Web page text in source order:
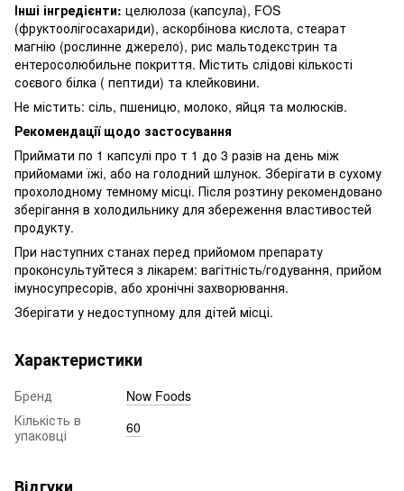
Інші інгредієнти: целюлоза (капсула), FOS
(фруктоолігосахариди), аскорбінова кислота, стеарат
магнію (рослинне джерело), рис мальтодекстрин та
ентеросолюбильне покриття. Містить слідові кількості
соєвого білка ( пептиди) та клейковини.
Не містить: сіль, пшеницю, молоко, яйця та молюсків.
Рекомендації щодо застосування
Приймати по 1 капсулі про т 1 до 3 разів на день між
прийомами їжі, або на голодний шлунок. Зберігати в сухому
прохолодному темному місці. Після розтину рекомендовано
зберігання в холодильнику для збереження властивостей
продукту.
При наступних станах перед прийомом препарату
проконсультуйтеся з лікарем: вагітність/годування, прийом
імуносупресорів, або хронічні захворювання.
Зберігати у недоступному для дітей місці.
Характеристики
Бренд
Now Foods
Кількість в
упаковці
60